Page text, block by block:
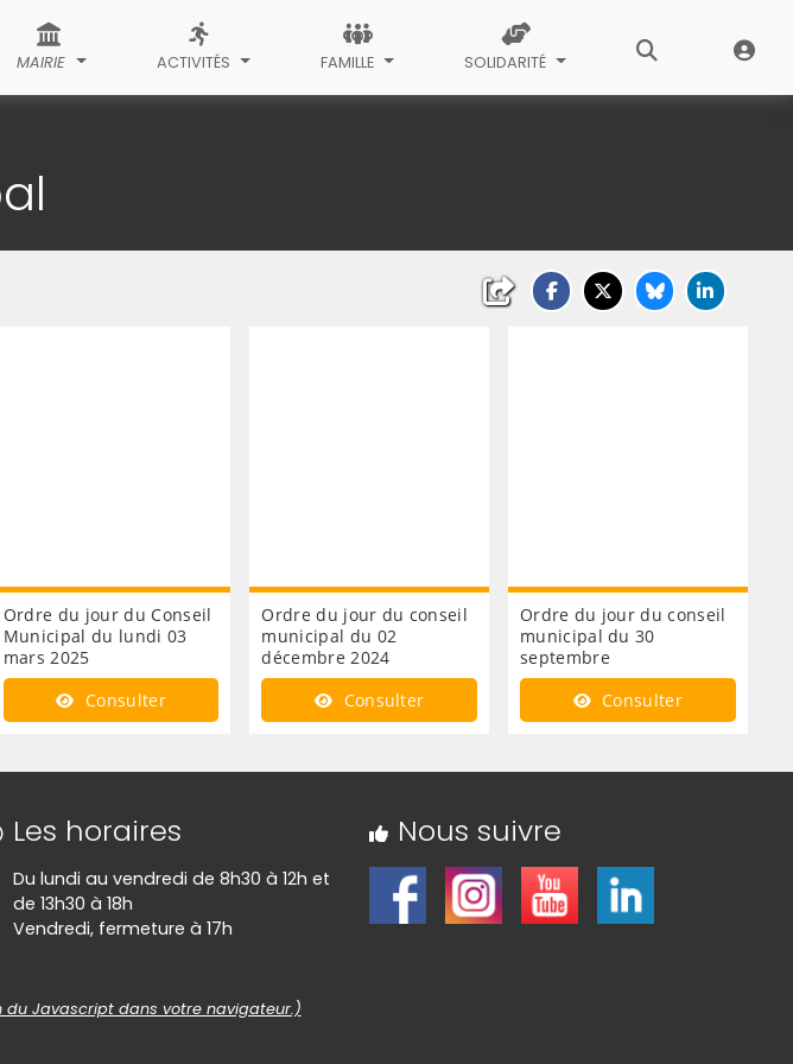
MAIRIE ACTIVITÉS FAMILLE SOLIDARITÉ
Ordre du jour du Conseil
Municipal du lundi 03
mars 2025
Consulter
Ordre du jour du conseil
municipal du 02
décembre 2024
Consulter
Ordre du jour du conseil
municipal du 30
septembre
Consulter
Les horaires
Du lundi au vendredi de 8h30 à 12h et
de 13h30 à 18h
Vendredi, fermeture à 17h
Nous suivre
Javascript dans votre navigateur.)